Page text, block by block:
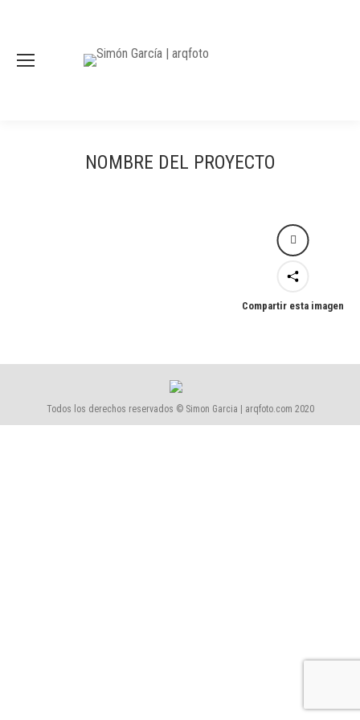
NOMBRE DEL PROYECTO
Compartir esta imagen
Todos los derechos reservados © Simon Garcia | arqfoto.com 2020